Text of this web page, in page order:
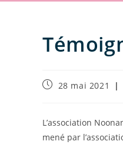
Publication
28 mai 2021
L’association
mené par